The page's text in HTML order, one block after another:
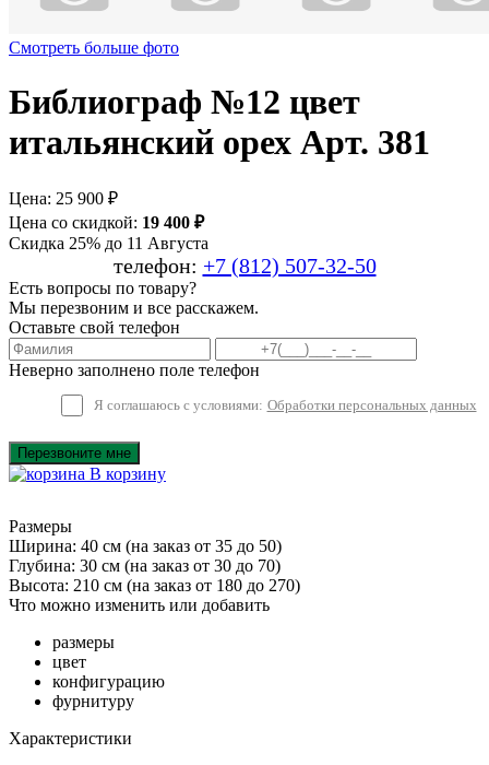
Смотреть больше фото
Библиограф №12 цвет
итальянский орех Арт. 381
Цена: 25 900 ₽
Цена со скидкой: 19 400 ₽
Скидка 25% до 11 Августа
телефон: +7 (812) 507-32-50
Есть вопросы по товару?
Мы перезвоним и все расскажем.
Оставьте свой телефон
Неверно заполнено поле телефон
Я соглашаюсь с условиями: Обработки персональных данных
Перезвоните мне
В корзину
Размеры
Ширина: 40 см (на заказ от 35 до 50)
Глубина: 30 см (на заказ от 30 до 70)
Высота: 210 см (на заказ от 180 до 270)
Что можно изменить или добавить
размеры
цвет
конфигурацию
фурнитуру
Характеристики